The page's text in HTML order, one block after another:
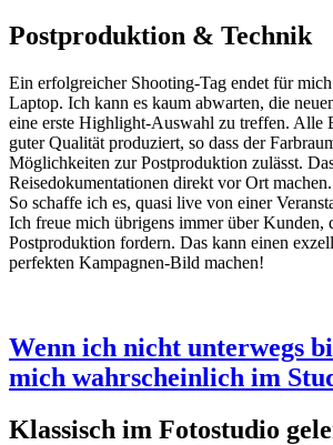
Postproduktion & Technik
Ein erfolgreicher Shooting-Tag endet für
Laptop. Ich kann es kaum abwarten, die
eine erste Highlight-Auswahl zu treffen. Alle
guter Qualität produziert, so dass der
Möglichkeiten zur Postproduktion zulässt.
Reisedokumentationen direkt vor Ort machen.
So schaffe ich es, quasi live von einer
Ich freue mich übrigens immer über Kunden,
Postproduktion fordern. Das kann einen
perfekten Kampagnen-Bild machen!
Wenn ich nicht unterwegs
mich wahrscheinlich im
Klassisch im Fotostudio